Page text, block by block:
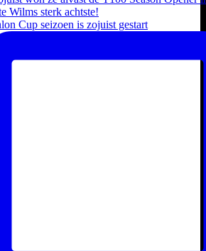
Cup seizoen is zojuist gestart